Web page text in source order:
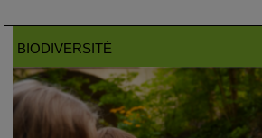
BIODIVERSITÉ